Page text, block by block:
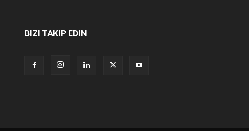
BIZI TAKIP EDIN